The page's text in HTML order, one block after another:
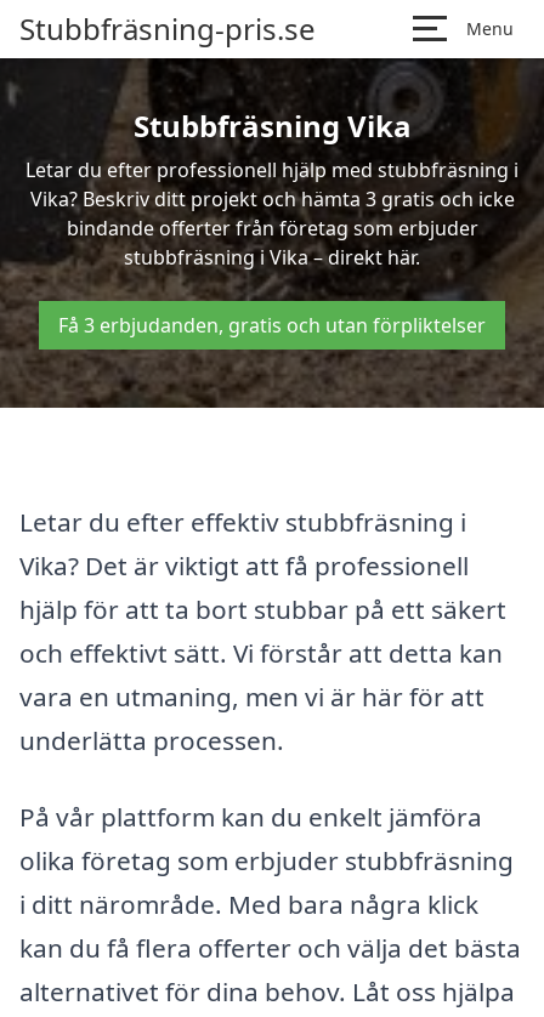
Stubbfräsning-pris.se Menu
Stubbfräsning Vika
Letar du efter professionell hjälp med stubbfräsning i
Vika? Beskriv ditt projekt och hämta 3 gratis och icke
bindande offerter från företag som erbjuder
stubbfräsning i Vika – direkt här.
Få 3 erbjudanden, gratis och utan förpliktelser
Letar du efter effektiv stubbfräsning i
Vika? Det är viktigt att få professionell
hjälp för att ta bort stubbar på ett säkert
och effektivt sätt. Vi förstår att detta kan
vara en utmaning, men vi är här för att
underlätta processen.
På vår plattform kan du enkelt jämföra
olika företag som erbjuder stubbfräsning
i ditt närområde. Med bara några klick
kan du få flera offerter och välja det bästa
alternativet för dina behov. Låt oss hjälpa